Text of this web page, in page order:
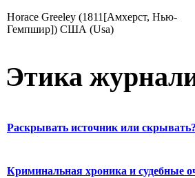
Horace Greeley (1811[Амхерст, Нью-
Гемпшир]) США (Usa)
Этика
Раскрывать источник или скрывать?
Криминальная хроника и судебные